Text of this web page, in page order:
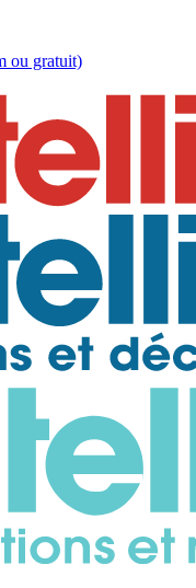
ou gratuit)